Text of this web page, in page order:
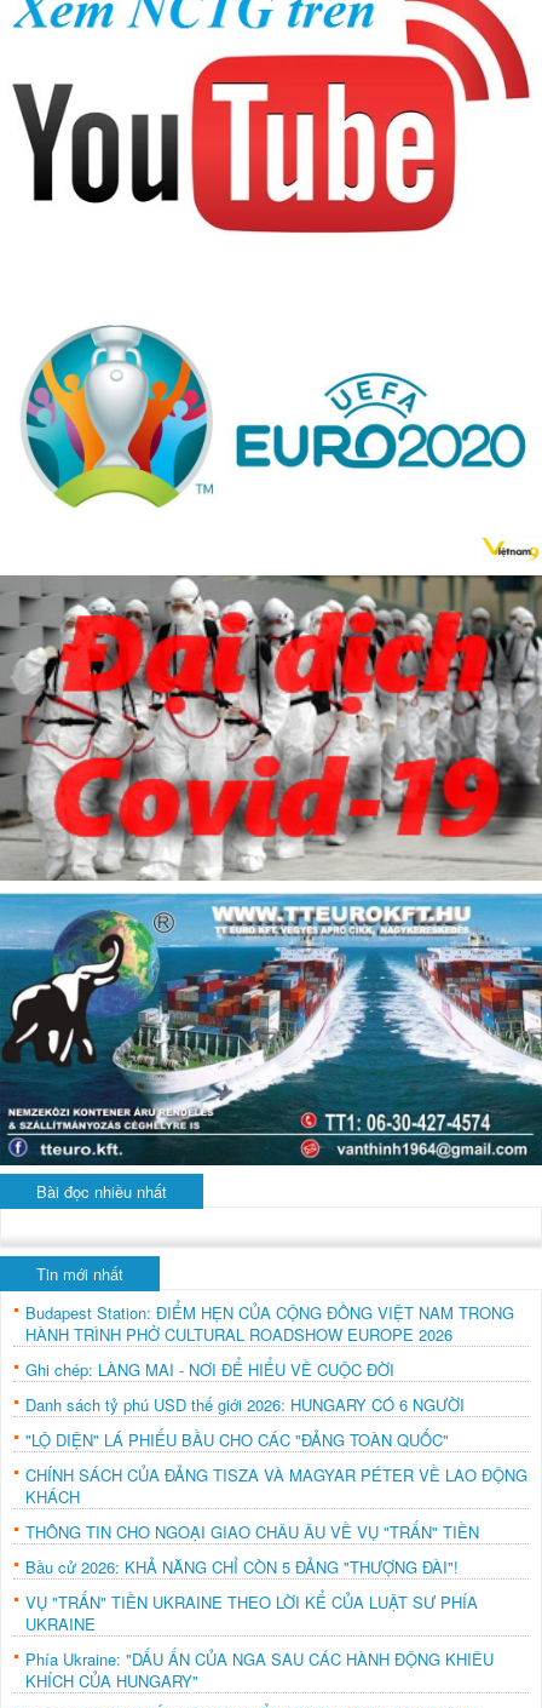
Bài đọc nhiều nhất
Tin mới nhất
Budapest Station: ĐIỂM HẸN CỦA CỘNG ĐỒNG VIỆT NAM TRONG
HÀNH TRÌNH PHỞ CULTURAL ROADSHOW EUROPE 2026
Ghi chép: LÀNG MAI - NƠI ĐỂ HIỂU VỀ CUỘC ĐỜI
Danh sách tỷ phú USD thế giới 2026: HUNGARY CÓ 6 NGƯỜI
"LỘ DIỆN" LÁ PHIẾU BẦU CHO CÁC "ĐẢNG TOÀN QUỐC"
CHÍNH SÁCH CỦA ĐẢNG TISZA VÀ MAGYAR PÉTER VỀ LAO ĐỘNG
KHÁCH
THÔNG TIN CHO NGOẠI GIAO CHÂU ÂU VỀ VỤ "TRẤN" TIỀN
Bầu cử 2026: KHẢ NĂNG CHỈ CÒN 5 ĐẢNG "THƯỢNG ĐÀI"!
VỤ "TRẤN" TIỀN UKRAINE THEO LỜI KỂ CỦA LUẬT SƯ PHÍA
UKRAINE
Phía Ukraine: "DẤU ẤN CỦA NGA SAU CÁC HÀNH ĐỘNG KHIÊU
KHÍCH CỦA HUNGARY"